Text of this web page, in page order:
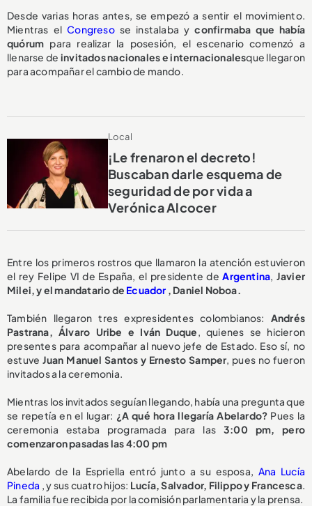
Desde varias horas antes, se empezó a sentir el movimiento.
Mientras elCongresose instalaba yconfirmaba que había
quórum para realizar la posesión, el escenario comenzó a
llenarse de invitados nacionales e internacionalesque llegaron
para acompañar el cambio de mando.
Local
¡Le frenaron el decreto!
Buscaban darle esquema de
seguridad de por vida a
Verónica Alcocer
Entre los primeros rostros que llamaron la atención estuvieron
el rey Felipe VI de España, el presidente deArgentina, Javier
Milei, y el mandatario de Ecuador , Daniel Noboa.
También llegaron tres expresidentes colombianos: Andrés
Pastrana, Álvaro Uribe e Iván Duque, quienes se hicieron
presentes para acompañar al nuevo jefe de Estado. Eso sí, no
estuve Juan Manuel Santos y Ernesto Samper, pues no fueron
invitados a la ceremonia.
Mientras los invitados seguían llegando, había una pregunta que
se repetía en el lugar: ¿A qué hora llegaría Abelardo? Pues la
ceremonia estaba programada para las 3:00 pm, pero
comenzaron pasadas las 4:00 pm
Abelardo de la Espriella entró junto a su esposa, Ana Lucía
Pineda , y sus cuatro hijos: Lucía, Salvador, Filippo y Francesca.
La familia fue recibida por la comisión parlamentaria y la prensa.